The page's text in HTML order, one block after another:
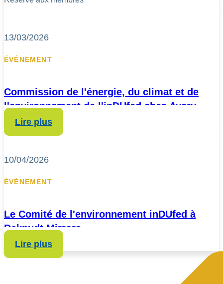
13/03/2026
ÉVÉNEMENT
Commission de l'énergie, du climat et de
l'environnement de l'inDUfed chez Avery
Dennison
Lire plus
10/04/2026
ÉVÉNEMENT
Le Comité de l'environnement inDUfed à
Deknudt Mirrors
Lire plus